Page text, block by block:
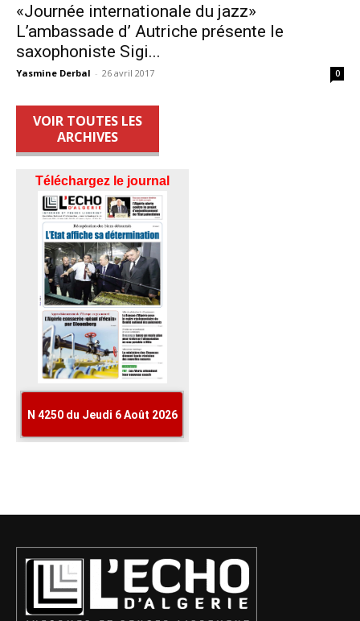
«Journée internationale du jazz»
L’ambassade d’ Autriche présente le
saxophoniste Sigi...
Yasmine Derbal - 26 avril 2017 0
VOIR TOUTES LES
ARCHIVES